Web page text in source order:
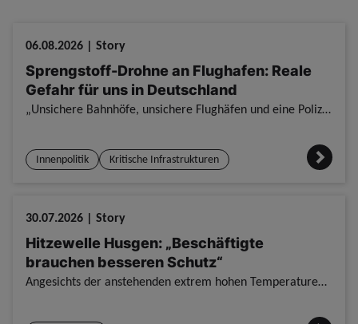
06.08.2026 | Story
Sprengstoff-Drohne an Flughafen: Reale
Gefahr für uns in Deutschland
„Unsichere Bahnhöfe, unsichere Flughäfen und eine Polizei, die um Geld, Gesetze und modernste Abwehrtechnik im großen Stil betteln muss, sind wirklich befremdlich.“ Der Fund einer mit Sprengstoff präp
Innenpolitik Kritische Infrastrukturen
30.07.2026 | Story
Hitzewelle Husgen: „Beschäftigte
brauchen besseren Schutz“
Angesichts der anstehenden extrem hohen Temperaturen mahnt die Gewerkschaft der Polizei (GdP) mehr Engagement der Dienstherren und Arbeitgeber an. Das für Arbeits- und Gesundheitsschutz zuständige Mit